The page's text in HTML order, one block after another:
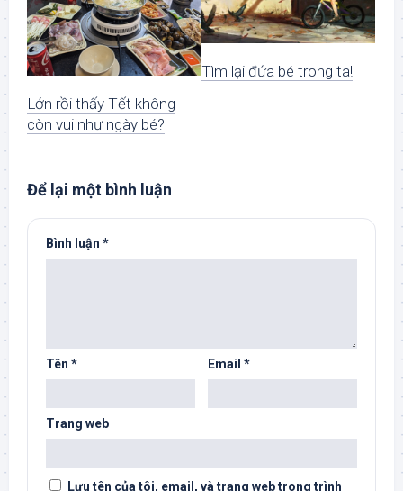
Lớn rồi thấy Tết không
còn vui như ngày bé?
Tìm lại đứa bé trong ta!
Để lại một bình luận
Bình luận *
Tên * Email *
Trang web
Lưu tên của tôi, email, và trang web trong trình